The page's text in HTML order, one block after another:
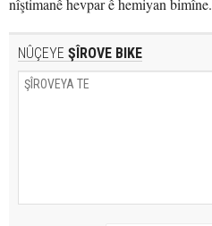
nîştimanê hevpar ê hemiyan bimîne.
NÛÇEYE ŞÎROVE BIKE